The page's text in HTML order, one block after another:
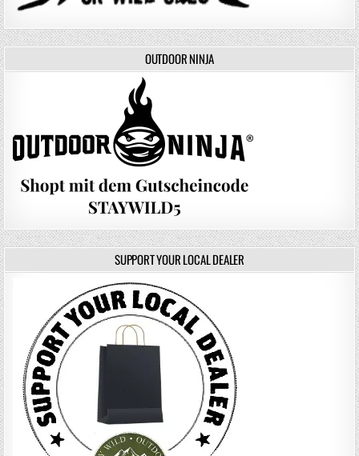
OUTDOOR NINJA
SUPPORT YOUR LOCAL DEALER